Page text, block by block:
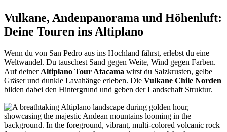
Vulkane, Andenpanorama und Höhenluft:
Deine Touren ins Altiplano
Wenn du von San Pedro aus ins Hochland fährst, erlebst du eine
Weltwandel. Du tauschest Sand gegen Weite, Wind gegen Farben.
Auf deiner Altiplano Tour Atacama wirst du Salzkrusten, gelbe
Gräser und dunkle Lavahänge erleben. Die Vulkane Chile Norden
bilden dabei den Hintergrund und geben der Landschaft Struktur.